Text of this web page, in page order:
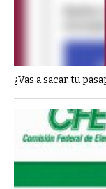
¿Vas a sacar tu